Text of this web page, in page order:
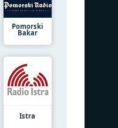
Pomorski
Bakar
Istra